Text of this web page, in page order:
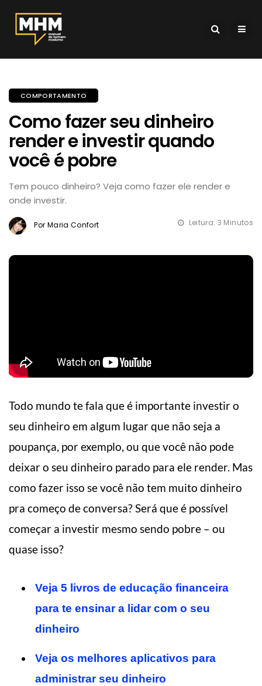
COMPORTAMENTO
Como fazer seu dinheiro
render e investir quando
você é pobre
Tem pouco dinheiro? Veja como fazer ele render e
onde investir.
Por Maria Confort Leitura: 3 Minutos
Todo mundo te fala que é importante investir o
seu dinheiro em algum lugar que não seja a
poupança, por exemplo, ou que você não pode
deixar o seu dinheiro parado para ele render. Mas
como fazer isso se você não tem muito dinheiro
pra começo de conversa? Será que é possível
começar a investir mesmo sendo pobre – ou
quase isso?
Veja 5 livros de educação financeira
para te ensinar a lidar com o seu
dinheiro
Veja os melhores aplicativos para
administrar seu dinheiro